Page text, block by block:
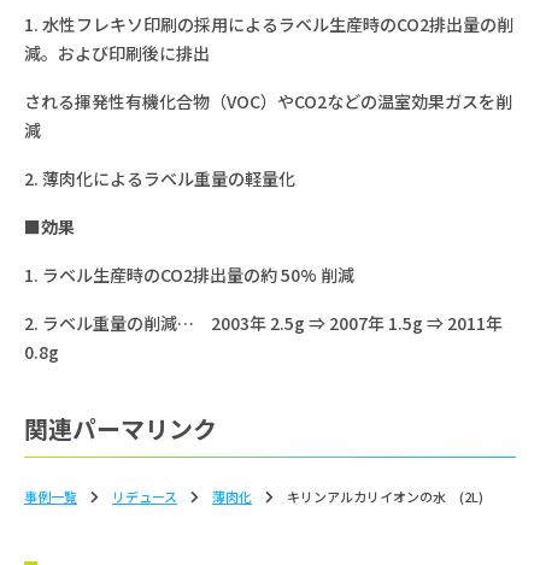
1. 水性フレキソ印刷の採用によるラベル生産時のCO2排出量の削
減。および印刷後に排出
される揮発性有機化合物（VOC）やCO2などの温室効果ガスを削
減
2. 薄肉化によるラベル重量の軽量化
■効果
1. ラベル生産時のCO2排出量の約 50% 削減
2. ラベル重量の削減… 2003年 2.5g ⇒ 2007年 1.5g ⇒ 2011年
0.8g
関連パーマリンク
事例一覧 リデュース 薄⾁化 キリンアルカリイオンの水 (2L)